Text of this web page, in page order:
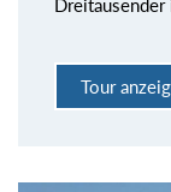
Dreitausender
Tour